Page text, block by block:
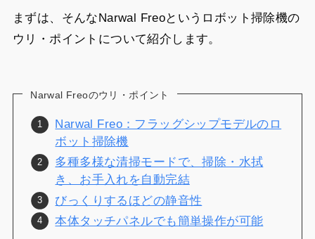
まずは、そんなNarwal Freoというロボット掃除機の
ウリ・ポイントについて紹介します。
Narwal Freoのウリ・ポイント
Narwal Freo：フラッグシップモデルのロ
ボット掃除機
多種多様な清掃モードで、掃除・水拭
き、お手入れを自動完結
びっくりするほどの静音性
本体タッチパネルでも簡単操作が可能